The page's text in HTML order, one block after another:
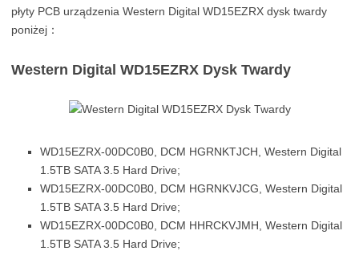
płyty PCB urządzenia Western Digital WD15EZRX dysk twardy
poniżej：
Western Digital WD15EZRX Dysk Twardy
WD15EZRX-00DC0B0, DCM HGRNKTJCH, Western Digital
1.5TB SATA 3.5 Hard Drive;
WD15EZRX-00DC0B0, DCM HGRNKVJCG, Western Digital
1.5TB SATA 3.5 Hard Drive;
WD15EZRX-00DC0B0, DCM HHRCKVJMH, Western Digital
1.5TB SATA 3.5 Hard Drive;